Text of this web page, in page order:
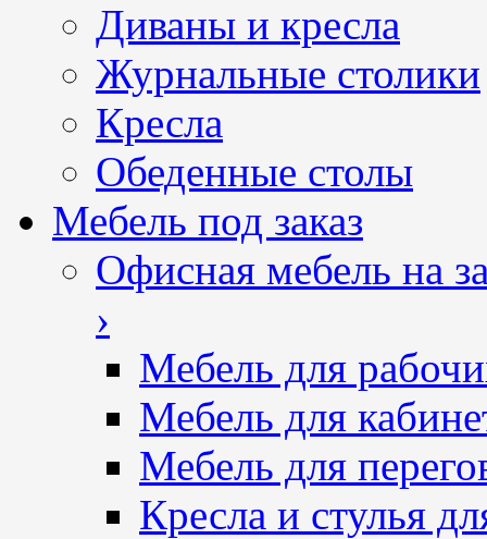
Диваны и кресла
Журнальные столики
Кресла
Обеденные столы
Мебель под заказ
Офисная мебель на
›
Мебель для
Мебель для
Мебель для
Кресла и стулья